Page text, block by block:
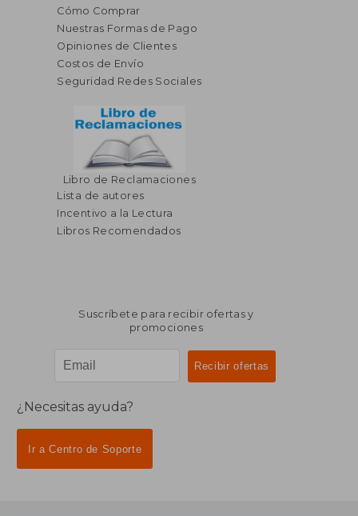
Cómo Comprar
Nuestras Formas de Pago
Opiniones de Clientes
Costos de Envío
Seguridad Redes Sociales
Libro de Reclamaciones
Lista de autores
Incentivo a la Lectura
Libros Recomendados
Suscríbete para recibir ofertas y
promociones
¿Necesitas ayuda?
Ir a Centro de Soporte